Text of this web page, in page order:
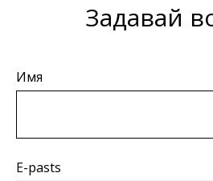
Задавай
Имя
E-pasts